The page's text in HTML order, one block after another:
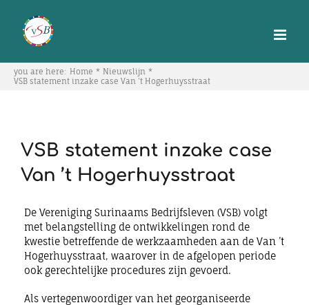
content
you are here: Home
Nieuwslijn
VSB statement inzake case Van ’t Hogerhuysstraat
VSB statement inzake case
Van ’t Hogerhuysstraat
De Vereniging Surinaams Bedrijfsleven (VSB) volgt
met belangstelling de ontwikkelingen rond de
kwestie betreffende de werkzaamheden aan de Van ’t
Hogerhuysstraat, waarover in de afgelopen periode
ook gerechtelijke procedures zijn gevoerd.
Als vertegenwoordiger van het georganiseerde